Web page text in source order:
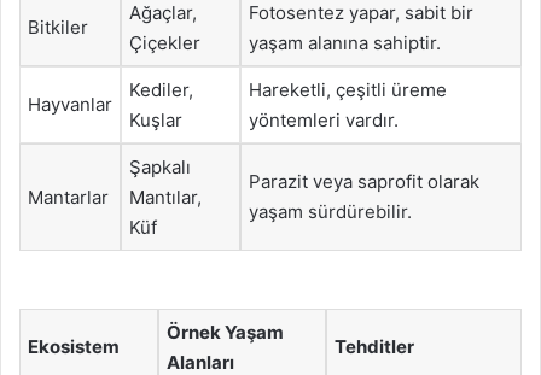
Bitkiler
Ağaçlar,
Çiçekler
Fotosentez yapar, sabit bir
yaşam alanına sahiptir.
Hayvanlar
Kediler,
Kuşlar
Hareketli, çeşitli üreme
yöntemleri vardır.
Mantarlar
Şapkalı
Mantılar,
Küf
Parazit veya saprofit olarak
yaşam sürdürebilir.
Ekosistem
Örnek Yaşam
Alanları
Tehditler